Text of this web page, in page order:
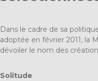
Dans le cadre de sa
adoptée en février 2011, la
dévoiler le nom des
Solitude